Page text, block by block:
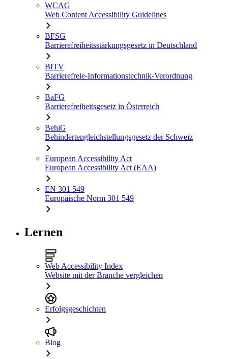
WCAG
Web Content Accessibility Guidelines
BFSG
Barrierefreiheitsstärkungsgesetz in Deutschland
BITV
Barrierefreie-Informationstechnik-Verordnung
BaFG
Barrierefreiheitsgesetz in Österreich
BehiG
Behindertengleichstellungsgesetz der Schweiz
European Accessibility Act
European Accessibility Act (EAA)
EN 301 549
Europäische Norm 301 549
Lernen
Web Accessibility Index
Website mit der Branche vergleichen
Erfolgsgeschichten
Blog